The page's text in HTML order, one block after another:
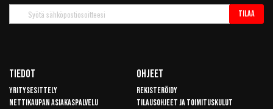
uutiskirje
Tilaa
Tiedot
Yritysesittely
Nettikaupan asiakaspalvelu
Ohjeet
Rekisteröidy
Tilausohjeet ja toimituskulut